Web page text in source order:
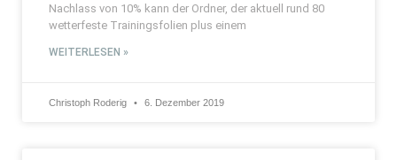
Nachlass von 10% kann der Ordner, der aktuell rund 80
wetterfeste Trainingsfolien plus einem
WEITERLESEN »
Christoph Roderig 6. Dezember 2019